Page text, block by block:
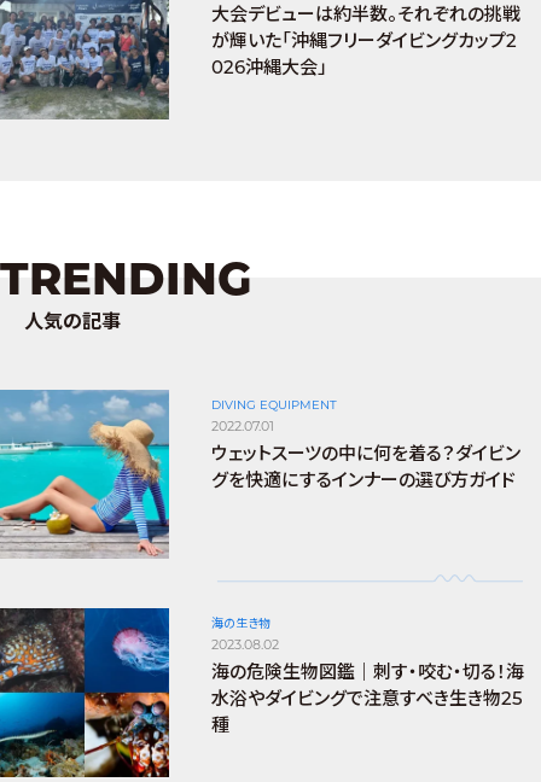
大会デビューは約半数。それぞれの挑戦
が輝いた「沖縄フリーダイビングカップ2
026沖縄大会」
TRENDING
人気の記事
DIVING EQUIPMENT
2022.07.01
ウェットスーツの中に何を着る？ダイビン
グを快適にするインナーの選び方ガイド
海の生き物
2023.08.02
海の危険生物図鑑｜刺す・咬む・切る！海
水浴やダイビングで注意すべき生き物25
種